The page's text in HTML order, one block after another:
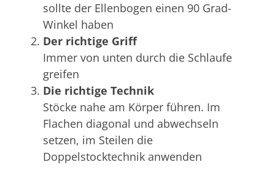
sollte der Ellenbogen einen 90 Grad-
Winkel haben
Der richtige Griff
Immer von unten durch die Schlaufe
greifen
Die richtige Technik
Stöcke nahe am Körper führen. Im
Flachen diagonal und abwechseln
setzen, im Steilen die
Doppelstocktechnik anwenden